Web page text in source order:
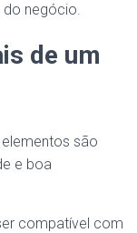
negócio.
de um
são
e boa
compatível com